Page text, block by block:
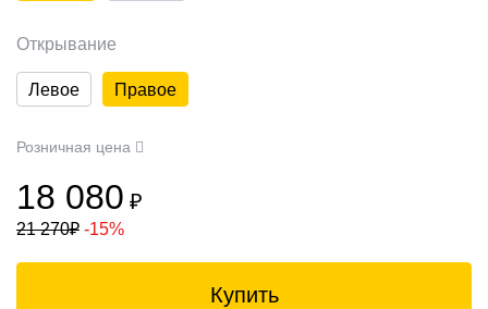
Открывание
Левое Правое
Розничная цена
18 080 ₽
21 270₽ -15%
Купить